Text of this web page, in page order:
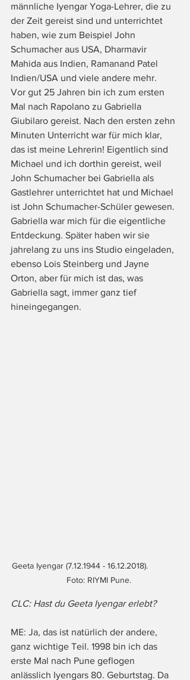
männliche Iyengar Yoga-Lehrer, die zu
der Zeit gereist sind und unterrichtet
haben, wie zum Beispiel John
Schumacher aus USA, Dharmavir
Mahida aus Indien, Ramanand Patel
Indien/USA und viele andere mehr.
Vor gut 25 Jahren bin ich zum ersten
Mal nach Rapolano zu Gabriella
Giubilaro gereist. Nach den ersten zehn
Minuten Unterricht war für mich klar,
das ist meine Lehrerin! Eigentlich sind
Michael und ich dorthin gereist, weil
John Schumacher bei Gabriella als
Gastlehrer unterrichtet hat und Michael
ist John Schumacher-Schüler gewesen.
Gabriella war mich für die eigentliche
Entdeckung. Später haben wir sie
jahrelang zu uns ins Studio eingeladen,
ebenso Lois Steinberg und Jayne
Orton, aber für mich ist das, was
Gabriella sagt, immer ganz tief
hineingegangen.
Geeta Iyengar (7.12.1944 - 16.12.2018).
   Foto: RIYMI Pune.
CLC: Hast du Geeta Iyengar erlebt?
ME: Ja, das ist natürlich der andere,
ganz wichtige Teil. 1998 bin ich das
erste Mal nach Pune geflogen
anlässlich Iyengars 80. Geburtstag. Da